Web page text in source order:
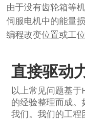
由于没有齿轮箱等
伺服电机中的能量
编程改变位置或工
直接驱动
以上常见问题基
的经验整理而成。
我们。我们的工程